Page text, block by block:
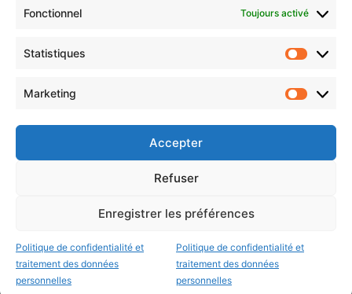
Fonctionnel Toujours activé
Statistiques
Marketing
Accepter
Refuser
Enregistrer les préférences
Politique de confidentialité et
traitement des données
personnelles
Politique de confidentialité et
traitement des données
personnelles
Choisissez : matin, soir ou hebdo ?
votre
Metz Plage